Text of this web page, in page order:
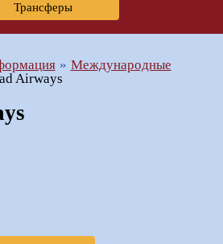
Трансферы
Международные
Airways